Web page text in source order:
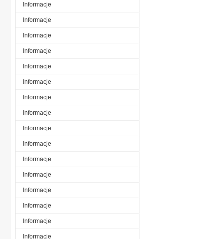
Informacje
Informacje
Informacje
Informacje
Informacje
Informacje
Informacje
Informacje
Informacje
Informacje
Informacje
Informacje
Informacje
Informacje
Informacje
Informacje